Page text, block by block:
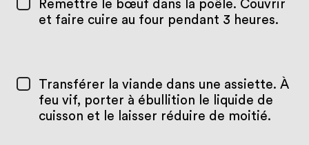
Remettre le bœuf dans la poêle. Couvrir
et faire cuire au four pendant 3 heures.
Transférer la viande dans une assiette. À
feu vif, porter à ébullition le liquide de
cuisson et le laisser réduire de moitié.